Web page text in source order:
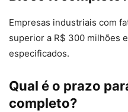
Empresas industriais com
superior a R$ 300 milhões
especificados.
Qual é o prazo
completo?